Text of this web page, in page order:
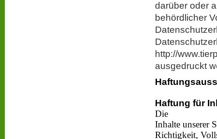
darüber oder
behördlicher
http://
ausgedruckt
Haftung für
Die
Inhalte unserer
Richtigkeit,